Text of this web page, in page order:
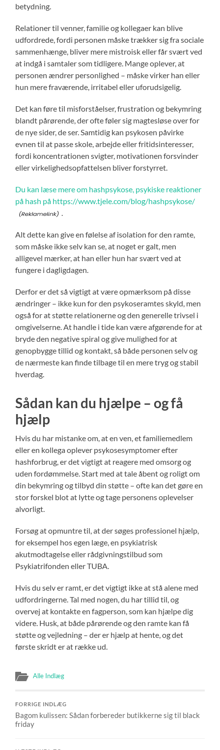
betydning.
Relationer til venner, familie og kollegaer kan blive
udfordrede, fordi personen måske trækker sig fra sociale
sammenhænge, bliver mere mistroisk eller får svært ved
at indgå i samtaler som tidligere. Mange oplever, at
personen ændrer personlighed – måske virker han eller
hun mere fraværende, irritabel eller uforudsigelig.
Det kan føre til misforståelser, frustration og bekymring
blandt pårørende, der ofte føler sig magtesløse over for
de nye sider, de ser. Samtidig kan psykosen påvirke
evnen til at passe skole, arbejde eller fritidsinteresser,
fordi koncentrationen svigter, motivationen forsvinder
eller virkelighedsopfattelsen bliver forstyrret.
Du kan læse mere om hashpsykose, psykiske reaktioner
på hash på https://www.tjele.com/blog/hashpsykose/
.
Alt dette kan give en følelse af isolation for den ramte,
som måske ikke selv kan se, at noget er galt, men
alligevel mærker, at han eller hun har svært ved at
fungere i dagligdagen.
Derfor er det så vigtigt at være opmærksom på disse
ændringer – ikke kun for den psykoseramtes skyld, men
også for at støtte relationerne og den generelle trivsel i
omgivelserne. At handle i tide kan være afgørende for at
bryde den negative spiral og give mulighed for at
genopbygge tillid og kontakt, så både personen selv og
de nærmeste kan finde tilbage til en mere tryg og stabil
hverdag.
Sådan kan du hjælpe – og få
hjælp
Hvis du har mistanke om, at en ven, et familiemedlem
eller en kollega oplever psykosesymptomer efter
hashforbrug, er det vigtigt at reagere med omsorg og
uden fordømmelse. Start med at tale åbent og roligt om
din bekymring og tilbyd din støtte – ofte kan det gøre en
stor forskel blot at lytte og tage personens oplevelser
alvorligt.
Forsøg at opmuntre til, at der søges professionel hjælp,
for eksempel hos egen læge, en psykiatrisk
akutmodtagelse eller rådgivningstilbud som
Psykiatrifonden eller TUBA.
Hvis du selv er ramt, er det vigtigt ikke at stå alene med
udfordringerne. Tal med nogen, du har tillid til, og
overvej at kontakte en fagperson, som kan hjælpe dig
videre. Husk, at både pårørende og den ramte kan få
støtte og vejledning – der er hjælp at hente, og det
første skridt er at række ud.
Alle Indlæg
FORRIGE INDLÆG
Bagom kulissen: Sådan forbereder butikkerne sig til black
friday